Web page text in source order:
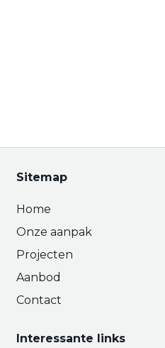
Sitemap
Home
Onze aanpak
Projecten
Aanbod
Contact
Interessante links